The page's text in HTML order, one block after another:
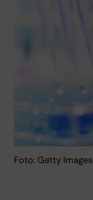
Foto: Getty Images